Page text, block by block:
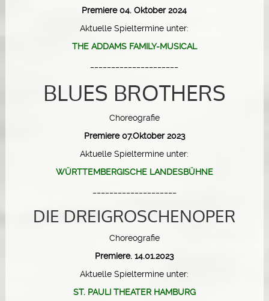
Premiere 04. Oktober 2024
Aktuelle Spieltermine unter:
THE ADDAMS FAMILY-MUSICAL
BLUES BROTHERS
Choreografie
Premiere 07.Oktober 2023
Aktuelle Spieltermine unter:
WÜRTTEMBERGISCHE LANDESBÜHNE
DIE DREIGROSCHENOPER
Choreografie
Premiere. 14.01.2023
Aktuelle Spieltermine unter:
ST. PAULI THEATER HAMBURG